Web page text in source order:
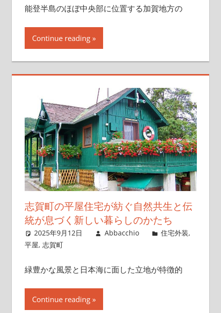
能登半島のほぼ中央部に位置する加賀地方の
Continue reading
志賀町の平屋住宅が紡ぐ自然共生と伝
統が息づく新しい暮らしのかたち
2025年9月12日 Abbacchio 住宅外装,
平屋, 志賀町
緑豊かな風景と日本海に面した立地が特徴的
Continue reading